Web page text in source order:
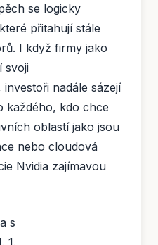
se logicky
přitahují stále
I když firmy jako
svoji
nadále sázejí
každého, kdo chce
oblastí jako jsou
nebo cloudová
Nvidia zajímavou
s
1.